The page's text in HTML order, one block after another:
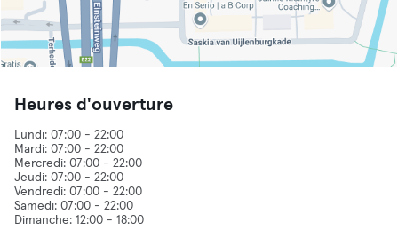
Heures d'ouverture
Lundi: 07:00 - 22:00
Mardi: 07:00 - 22:00
Mercredi: 07:00 - 22:00
Jeudi: 07:00 - 22:00
Vendredi: 07:00 - 22:00
Samedi: 07:00 - 22:00